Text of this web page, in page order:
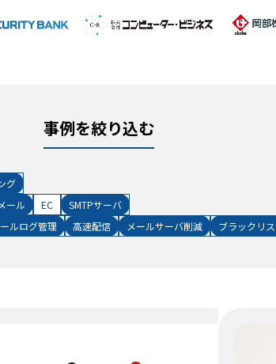
事例を絞り込む
グ
ール EC SMTPサーバ
ルログ管理 高速配信 メールサーバ削減 ブラックリ